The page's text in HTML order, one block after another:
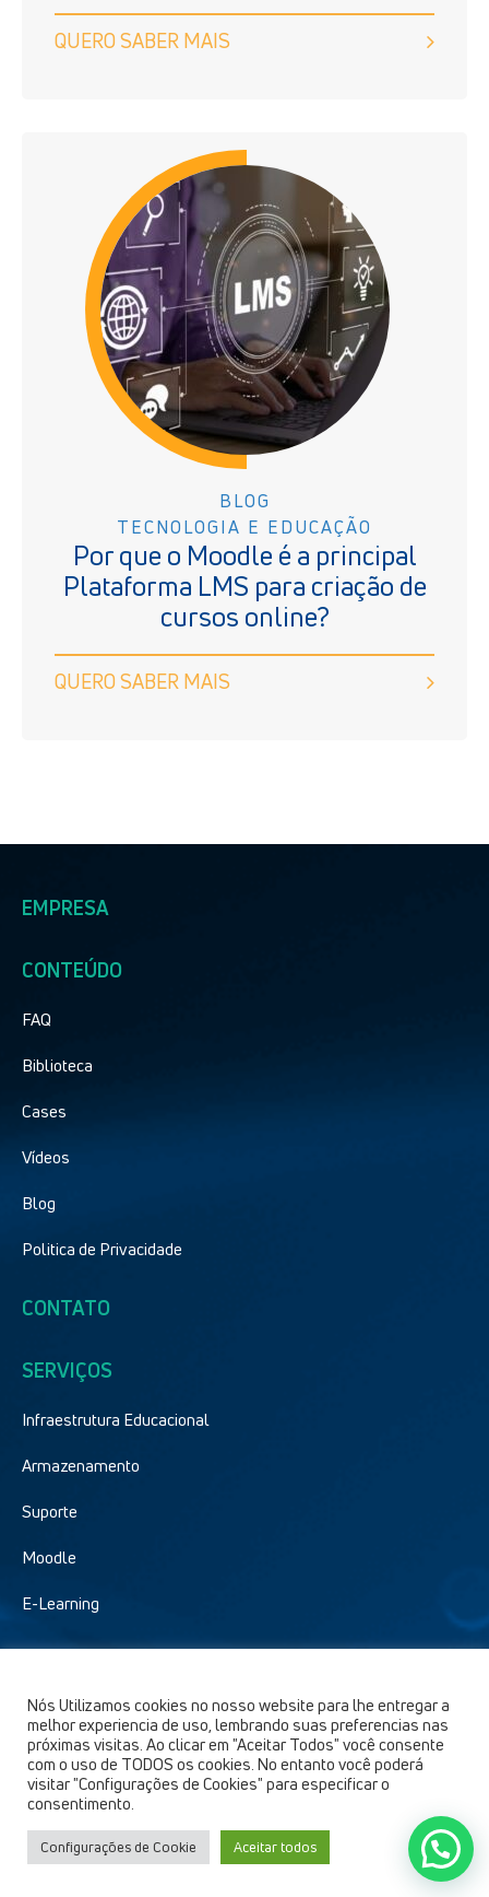
QUERO SABER MAIS
BLOG
TECNOLOGIA E EDUCAÇÃO
Por que o Moodle é a principal
Plataforma LMS para criação de
cursos online?
QUERO SABER MAIS
EMPRESA
CONTEÚDO
FAQ
Biblioteca
Cases
Vídeos
Blog
Politica de Privacidade
CONTATO
SERVIÇOS
Infraestrutura Educacional
Armazenamento
Suporte
Moodle
E-Learning
Ensino Médio
SOLUÇÕES PARA EDUCAÇÃO PRIVADA
Nós Utilizamos cookies no nosso website para lhe entregar a
melhor experiencia de uso, lembrando suas preferencias nas
próximas visitas. Ao clicar em "Aceitar Todos" você consente
com o uso de TODOS os cookies. No entanto você poderá
visitar "Configurações de Cookies" para especificar o
consentimento.
Configurações de Cookie Aceitar todos